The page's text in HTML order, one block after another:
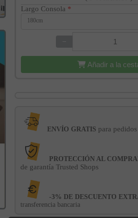
Largo Consola *
180cm
−
Añadir a la
ENVÍO GRATIS para
PROTECCIÓN AL
de garantía Trusted Shops
-3% DE DESCUENTO
transferencia bancaria